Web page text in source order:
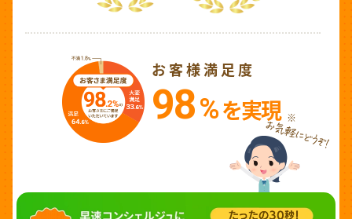
お客様満足度
98%を実現 ※